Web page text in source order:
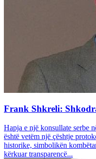
Frank Shkreli:
Hapja e një konsullate serbe
është vetëm një çështje
historike, simbolikën
kërkuar transparencë...